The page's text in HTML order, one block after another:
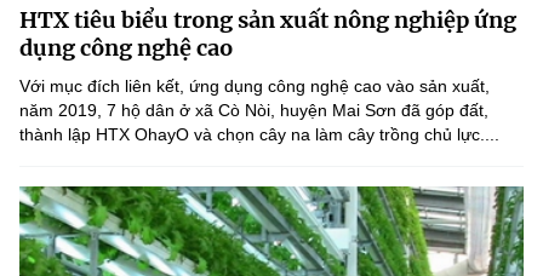
HTX tiêu biểu trong sản xuất nông nghiệp ứng
dụng công nghệ cao
Với mục đích liên kết, ứng dụng công nghệ cao vào sản xuất,
năm 2019, 7 hộ dân ở xã Cò Nòi, huyện Mai Sơn đã góp đất,
thành lập HTX OhayO và chọn cây na làm cây trồng chủ lực....